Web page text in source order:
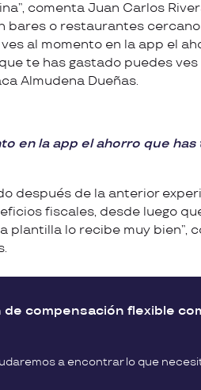
comenta Juan Carlos
bares o restaurantes
al momento en la app el
te has gastado puedes ves
Almudena Dueñas.
en la app el ahorro que has
después de la anterior
fiscales, desde luego
plantilla lo recibe muy bien”,
compensación flexible
a encontrar lo que